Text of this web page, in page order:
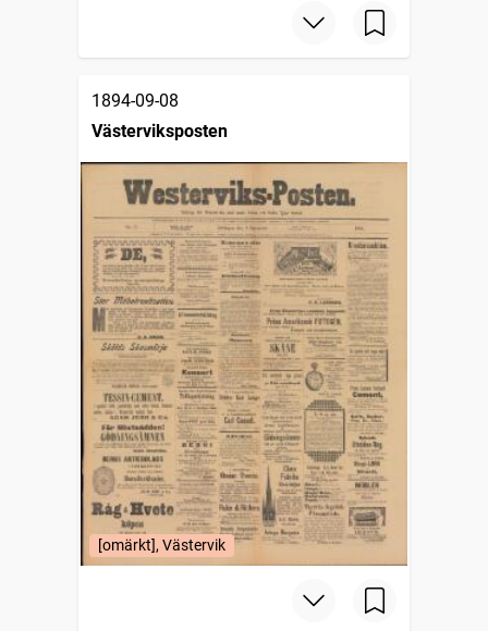
1894-09-08
Västerviksposten
[omärkt], Västervik